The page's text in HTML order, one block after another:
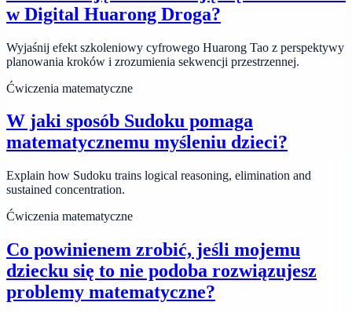
w Digital Huarong Droga?
Wyjaśnij efekt szkoleniowy cyfrowego Huarong Tao z perspektywy
planowania kroków i zrozumienia sekwencji przestrzennej.
Ćwiczenia matematyczne
W jaki sposób Sudoku pomaga
matematycznemu myśleniu dzieci?
Explain how Sudoku trains logical reasoning, elimination and
sustained concentration.
Ćwiczenia matematyczne
Co powinienem zrobić, jeśli mojemu
dziecku się to nie podoba rozwiązujesz
problemy matematyczne?